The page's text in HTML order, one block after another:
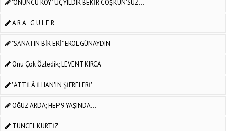
"ONUNCU KÖY" ÜÇ YILDIR BEKİR COŞKUN'SUZ...
A R A G Ü L E R
"SANATIN BİR ERİ" EROL GÜNAYDIN
Onu Çok Özledik; LEVENT KIRCA
''ATTİLÂ İLHAN'IN ŞİFRELERİ''
OĞUZ ARDA; HEP 9 YAŞINDA...
TUNCEL KURTİZ